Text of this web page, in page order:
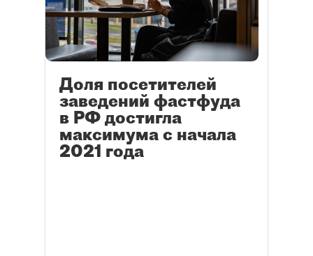
Доля посетителей
заведений фастфуда
в РФ достигла
максимума с начала
2021 года